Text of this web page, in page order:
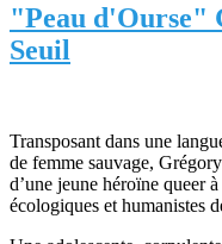
"Peau d'Ourse"
Seuil
Transposant dans une
de femme sauvage,
d’une jeune héroïne queer
écologiques et humanistes